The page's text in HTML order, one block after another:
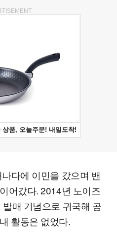
다에 이민을 갔으며 밴
어갔다. 2014년 노이즈
매 기념으로 귀국해 공
활동은 없었다.